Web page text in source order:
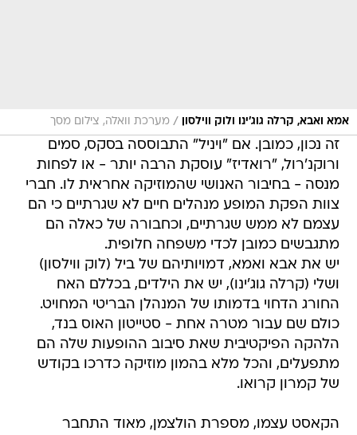
אמא ואבא, קרלה גוג'ינו ולוק ווילסון / מערכת וואלה, צילום מסך
זה נכון, כמובן. אם "ויניל" התבוססה בסקס, סמים
ורוקנ'רול, "רואדיז" עוסקת הרבה יותר - או לפחות
מנסה - בחיבור האנושי שהמוזיקה אחראית לו. חברי
צוות הפקת המופע מנהלים חיים לא שגרתיים כי הם
עצמם לא ממש שגרתיים, וכחבורה של כאלה הם
מתגבשים כמובן לכדי משפחה חלופית.
יש את אבא ואמא, דמויותיהם של ביל (לוק ווילסון)
ושלי (קרלה גוג'ינו), יש את הילדים, בכללם האח
החורג הדחוי בדמותו של המנהלן הבריטי המחויט.
כולם שם עבור מטרה אחת - סטייטון האוס בנד,
הלהקה הפיקטיבית שאת סיבוב ההופעות שלה הם
מתפעלים, והכל מלא בהמון מוזיקה כדרכו בקודש
של קמרון קרואו.
הקאסט עצמו, מספרת הולצמן, מאוד התחבר